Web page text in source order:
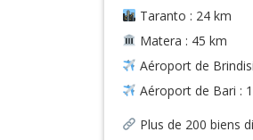
Taranto : 24 km
Matera : 45 km
Aéroport de
Aéroport de Bari :
Plus de 200 biens